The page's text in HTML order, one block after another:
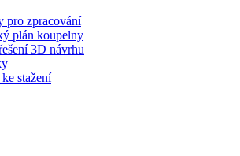
pro zpracování
plán koupelny
3D návrhu
stažení